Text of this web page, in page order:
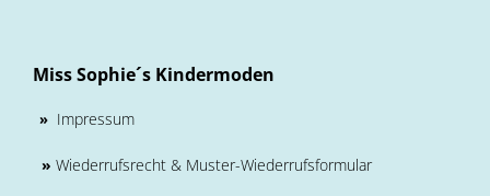
Miss Sophie´s Kindermoden
» Impressum
» Wiederrufsrecht & Muster-Wiederrufsformular